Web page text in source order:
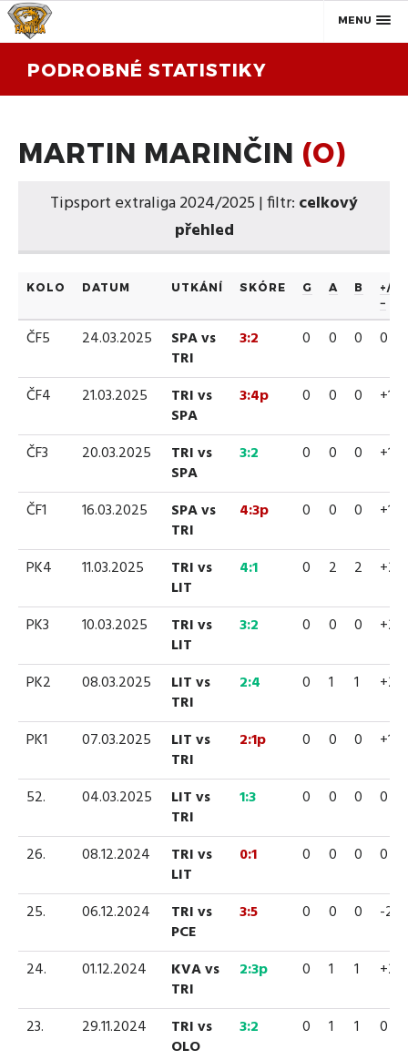
MENU
PODROBNÉ STATISTIKY
MARTIN MARINČIN (O)
Tipsport extraliga 2024/2025 | filtr: celkový
přehled
KOLO DATUM UTKÁNÍ SKÓRE G A B
+/
−
ČF5 24.03.2025
SPA vs
TRI
3:2 0 0 0 0
ČF4 21.03.2025
TRI vs
SPA
3:4p 0 0 0 +1
ČF3 20.03.2025
TRI vs
SPA
3:2 0 0 0 +1
ČF1 16.03.2025
SPA vs
TRI
4:3p 0 0 0 +1
PK4 11.03.2025
TRI vs
LIT
4:1 0 2 2 +2
PK3 10.03.2025
TRI vs
LIT
3:2 0 0 0 +2
PK2 08.03.2025
LIT vs
TRI
2:4 0 1 1 +2
PK1 07.03.2025
LIT vs
TRI
2:1p 0 0 0 +1
52. 04.03.2025
LIT vs
TRI
1:3 0 0 0 0
26. 08.12.2024
TRI vs
LIT
0:1 0 0 0 0
25. 06.12.2024
TRI vs
PCE
3:5 0 0 0 -2
24. 01.12.2024
KVA vs
TRI
2:3p 0 1 1 +2
23. 29.11.2024
TRI vs
OLO
3:2 0 1 1 0